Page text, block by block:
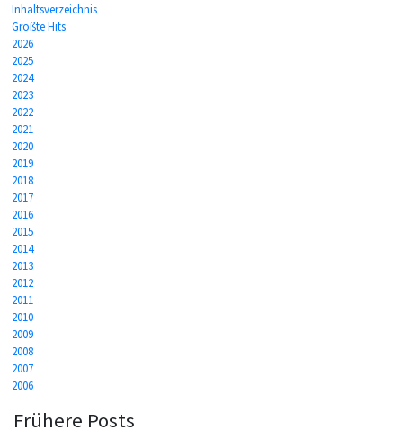
Inhaltsverzeichnis
Größte Hits
2026
2025
2024
2023
2022
2021
2020
2019
2018
2017
2016
2015
2014
2013
2012
2011
2010
2009
2008
2007
2006
Frühere Posts